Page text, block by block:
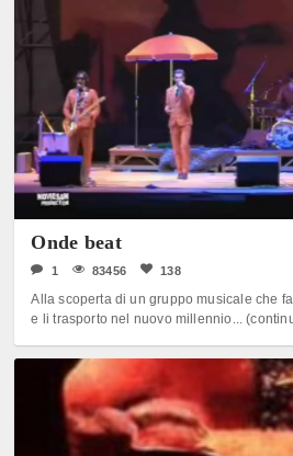
Onde beat
1 83456 138
Alla scoperta di un gruppo musicale che
e li trasporto nel nuovo millennio...